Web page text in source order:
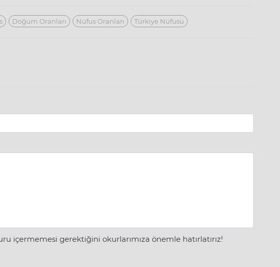
Doğum Oranları Nüfus Oranları Türkiye Nüfusu
içermemesi gerektiğini okurlarımıza önemle hatırlatırız!